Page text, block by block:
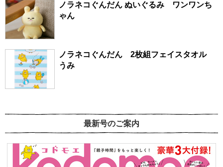
ノラネコぐんだん ぬいぐるみ ワンワンち
ゃん
ノラネコぐんだん 2枚組フェイスタオル
うみ
最新号のご案内